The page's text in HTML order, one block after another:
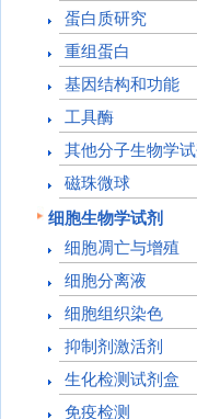
蛋白质研究
重组蛋白
基因结构和功能
工具酶
其他分子生物学试
磁珠微球
细胞生物学试剂
细胞凋亡与增殖
细胞分离液
细胞组织染色
抑制剂激活剂
生化检测试剂盒
免疫检测